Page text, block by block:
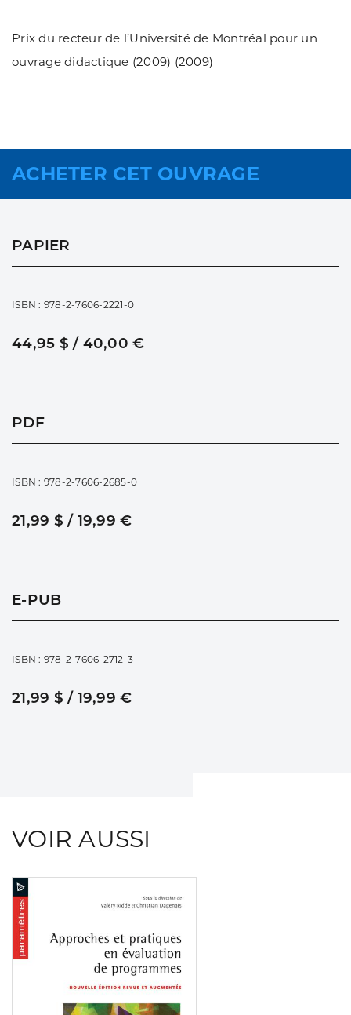
Prix du recteur de l’Université de Montréal pour un
ouvrage didactique (2009) (2009)
ACHETER CET OUVRAGE
PAPIER
ISBN : 978-2-7606-2221-0
44,95 $ / 40,00 €
PDF
ISBN : 978-2-7606-2685-0
21,99 $ / 19,99 €
E-PUB
ISBN : 978-2-7606-2712-3
21,99 $ / 19,99 €
VOIR AUSSI